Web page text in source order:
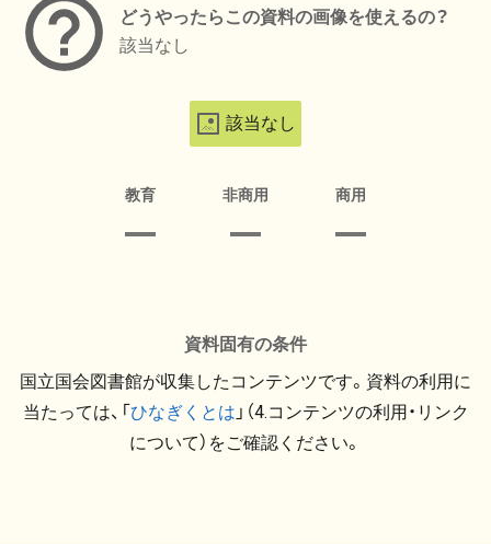
どうやったらこの資料の画像を使えるの？
該当なし
該当なし
教育 非商用 商用
資料固有の条件
国立国会図書館が収集したコンテンツです。資料の利用に
当たっては、「ひなぎくとは 」（4.コンテンツの利用・リンク
について）をご確認ください。